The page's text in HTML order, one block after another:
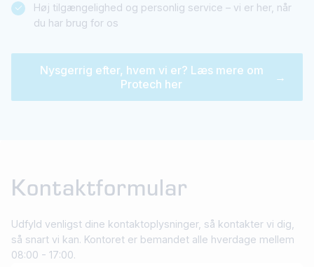
Høj tilgængelighed og personlig service – vi er her, når
du har brug for os
Nysgerrig efter, hvem vi er? Læs mere om
Protech her
→
Kontaktformular
Udfyld venligst dine kontaktoplysninger, så kontakter vi dig,
så snart vi kan. Kontoret er bemandet alle hverdage mellem
08:00 - 17:00.